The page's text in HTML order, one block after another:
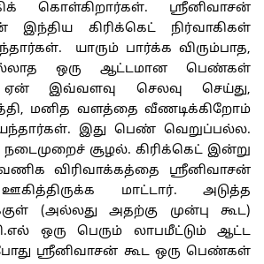
கொள்கிறார்கள். ஸ்ரீனிவாசன்
கிரிக்கெட் நிர்வாகிகள்
யாரும் பார்க்க விரும்பாத,
ஒரு ஆட்டமான பெண்கள்
ஏன் இவ்வளவு செலவு செய்து,
மனித வளத்தை வீணடிக்கிறோம்
இது பெண் வெறுப்பல்ல.
சூழல். கிரிக்கெட் இன்று
விரிவாக்கத்தை ஸ்ரீனிவாசன்
மாட்டார். அடுத்த
(அல்லது அதற்கு முன்பு கூட)
ஒரு பெரும் லாபமீட்டும் ஆட்ட
ஸ்ரீனிவாசன் கூட ஒரு பெண்கள்